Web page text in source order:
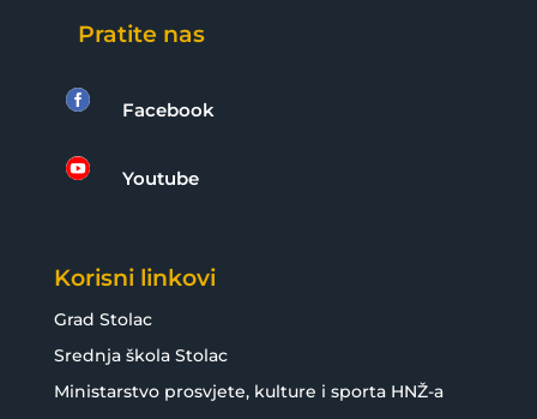
Pratite nas
 Facebook
 Youtube
Korisni linkovi
Grad Stolac
Srednja škola Stolac
Ministarstvo prosvjete, kulture i sporta HNŽ-a